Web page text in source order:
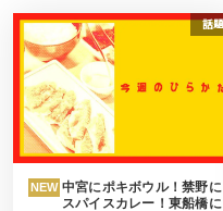
話
NEW 中宮にポキボウル！禁野に
スパイスカレー！東船橋に